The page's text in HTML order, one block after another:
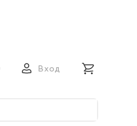
Вход